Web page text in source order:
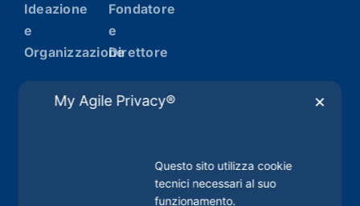
Ideazione
e
Organizzazione
Leader
Fondatore
e
Direttore
Picarelli
My Agile Privacy® ✕
Questo sito utilizza cookie
tecnici necessari al suo
funzionamento.